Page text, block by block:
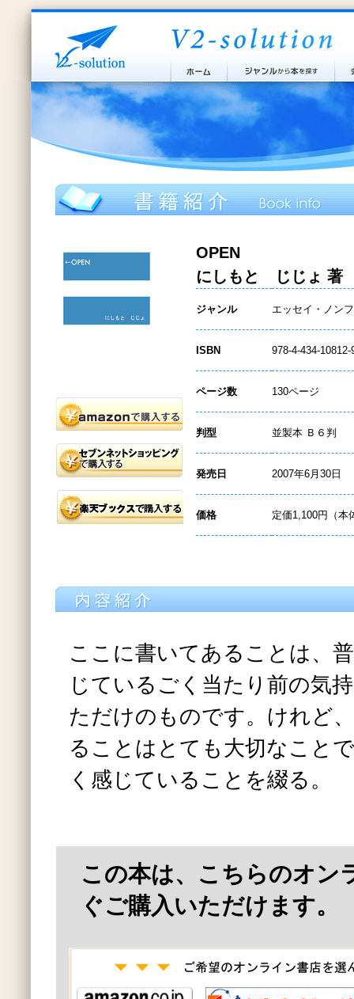
OPEN
にしもと じじょ 著
ジャンル エッセイ・ノン
ISBN 978-4-434-10812-
ページ数 130ページ
判型 並製本 Ｂ６判
発売日 2007年6月30日
価格 定価1,100円（本
ここに書いてあることは、
じているごく当たり前の気
ただけのものです。けれど
ることはとても大切なこと
く感じていることを綴る。
この本は、こちらのオン
ぐご購入いただけます。